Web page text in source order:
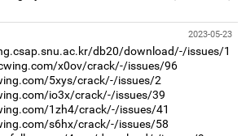
2023-05-23
db20/download/-/issues/1
x0ov/crack/-/issues/96
5xys/crack/-/issues/2
io3x/crack/-/issues/39
1zh4/crack/-/issues/41
s6hx/crack/-/issues/58